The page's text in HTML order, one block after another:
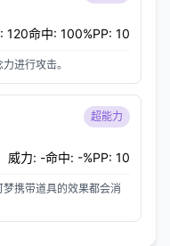
120命中: 100%PP: 10
进行攻击。
超能力
威力: -命中: -%PP: 10
携带道具的效果都会消